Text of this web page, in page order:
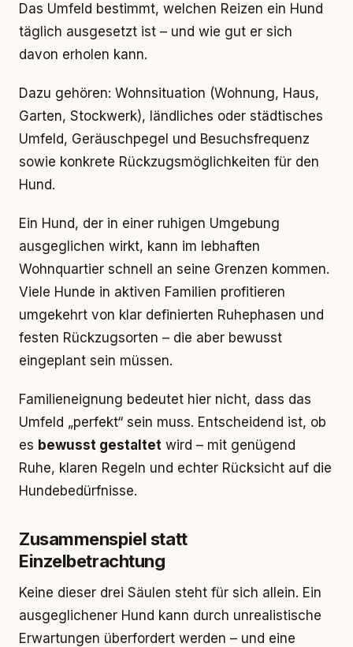
Das Umfeld bestimmt, welchen Reizen ein Hund
täglich ausgesetzt ist – und wie gut er sich
davon erholen kann.
Dazu gehören: Wohnsituation (Wohnung, Haus,
Garten, Stockwerk), ländliches oder städtisches
Umfeld, Geräuschpegel und Besuchsfrequenz
sowie konkrete Rückzugsmöglichkeiten für den
Hund.
Ein Hund, der in einer ruhigen Umgebung
ausgeglichen wirkt, kann im lebhaften
Wohnquartier schnell an seine Grenzen kommen.
Viele Hunde in aktiven Familien profitieren
umgekehrt von klar definierten Ruhephasen und
festen Rückzugsorten – die aber bewusst
eingeplant sein müssen.
Familieneignung bedeutet hier nicht, dass das
Umfeld „perfekt“ sein muss. Entscheidend ist, ob
es bewusst gestaltet wird – mit genügend
Ruhe, klaren Regeln und echter Rücksicht auf die
Hundebedürfnisse.
Zusammenspiel statt
Einzelbetrachtung
Keine dieser drei Säulen steht für sich allein. Ein
ausgeglichener Hund kann durch unrealistische
Erwartungen überfordert werden – und eine